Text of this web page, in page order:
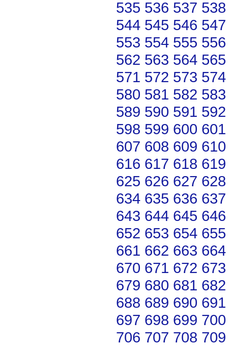
535 536 537 538
544 545 546 547
553 554 555 556
562 563 564 565
571 572 573 574
580 581 582 583
589 590 591 592
598 599 600 601
607 608 609 610
616 617 618 619
625 626 627 628
634 635 636 637
643 644 645 646
652 653 654 655
661 662 663 664
670 671 672 673
679 680 681 682
688 689 690 691
697 698 699 700
706 707 708 709